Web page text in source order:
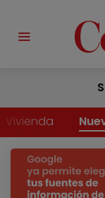
Vivienda